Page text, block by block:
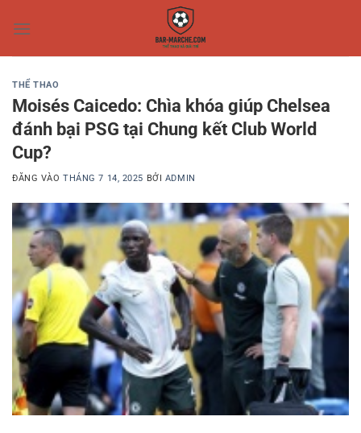
qua
THỂ THAO
Moisés Caicedo: Chìa khóa giúp Chelsea
đánh bại PSG tại Chung kết Club World
Cup?
ĐĂNG VÀOTHÁNG 7 14, 2025 BỞI ADMIN